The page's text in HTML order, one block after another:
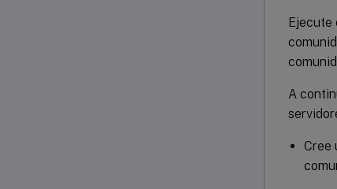
Ejecute
A
Cree